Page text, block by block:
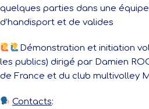
quelques parties dans une
d’handisport et de valides
Démonstration et initiation
les publics) dirigé par Damien
de France et du club multivolley
Contacts: